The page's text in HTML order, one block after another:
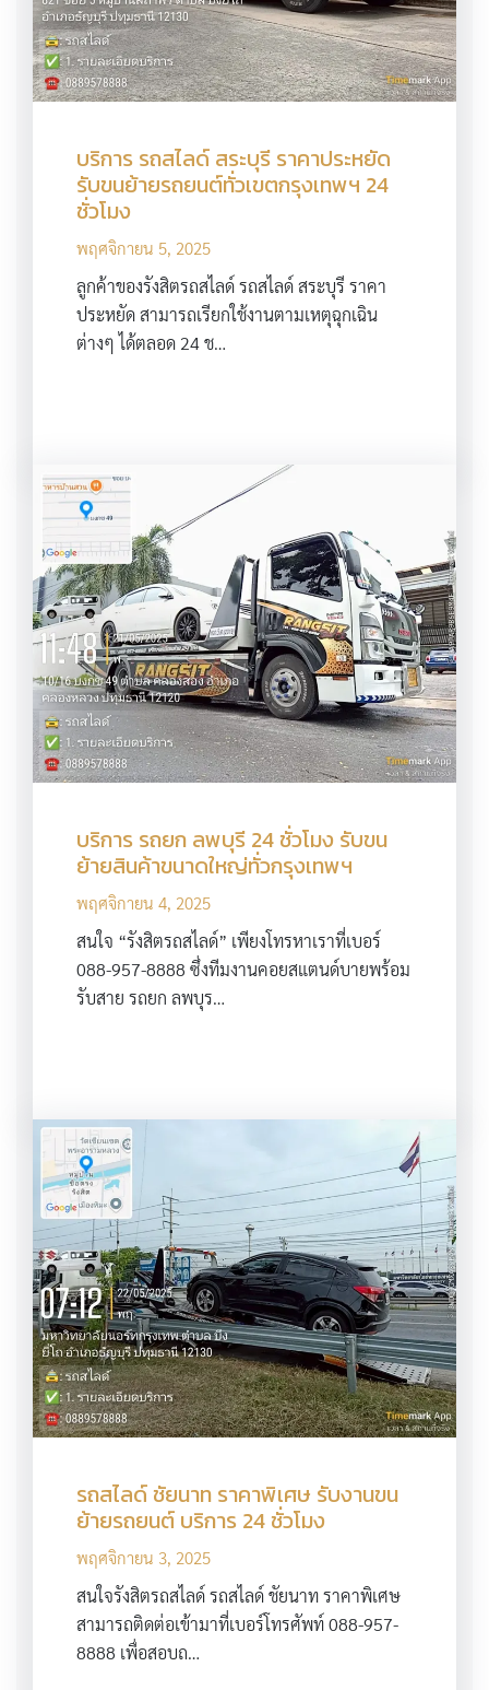
บริการ รถสไลด์ สระบุรี ราคาประหยัด
รับขนย้ายรถยนต์ทั่วเขตกรุงเทพฯ 24
ชั่วโมง
พฤศจิกายน 5, 2025
ลูกค้าของรังสิตรถสไลด์ รถสไลด์ สระบุรี ราคา
ประหยัด สามารถเรียกใช้งานตามเหตุฉุกเฉิน
ต่างๆ ได้ตลอด 24 ช…
บริการ รถยก ลพบุรี 24 ชั่วโมง รับขน
ย้ายสินค้าขนาดใหญ่ทั่วกรุงเทพฯ
พฤศจิกายน 4, 2025
สนใจ “รังสิตรถสไลด์” เพียงโทรหาเราที่เบอร์
088-957-8888 ซึ่งทีมงานคอยสแตนด์บายพร้อม
รับสาย รถยก ลพบุร…
รถสไลด์ ชัยนาท ราคาพิเศษ รับงานขน
ย้ายรถยนต์ บริการ 24 ชั่วโมง
พฤศจิกายน 3, 2025
สนใจรังสิตรถสไลด์ รถสไลด์ ชัยนาท ราคาพิเศษ
สามารถติดต่อเข้ามาที่เบอร์โทรศัพท์ 088-957-
8888 เพื่อสอบถ…